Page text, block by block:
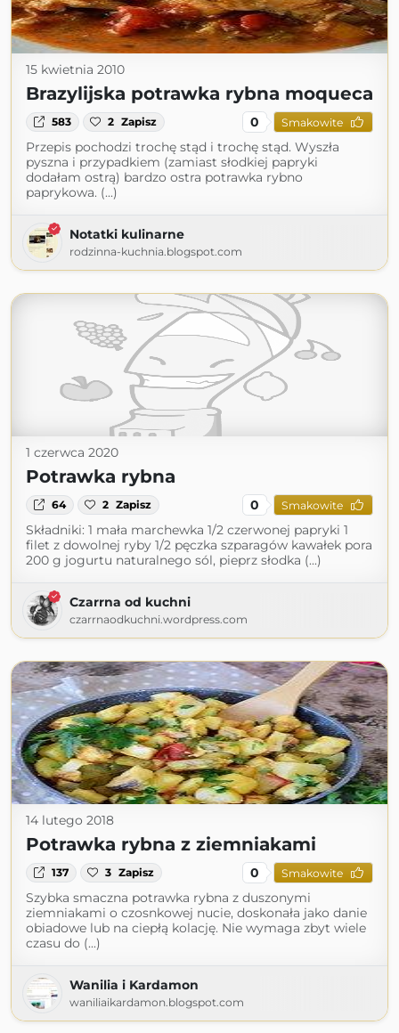
15 kwietnia 2010
Brazylijska potrawka rybna moqueca
583 2 Zapisz 0 Smakowite
Przepis pochodzi trochę stąd i trochę stąd. Wyszła
pyszna i przypadkiem (zamiast słodkiej papryki
dodałam ostrą) bardzo ostra potrawka rybno
paprykowa. (...)
Notatki kulinarne
rodzinna-kuchnia.blogspot.com
1 czerwca 2020
Potrawka rybna
64 2 Zapisz 0 Smakowite
Składniki: 1 mała marchewka 1/2 czerwonej papryki 1
filet z dowolnej ryby 1/2 pęczka szparagów kawałek pora
200 g jogurtu naturalnego sól, pieprz słodka (...)
Czarrna od kuchni
czarrnaodkuchni.wordpress.com
14 lutego 2018
Potrawka rybna z ziemniakami
137 3 Zapisz 0 Smakowite
Szybka smaczna potrawka rybna z duszonymi
ziemniakami o czosnkowej nucie, doskonała jako danie
obiadowe lub na ciepłą kolację. Nie wymaga zbyt wiele
czasu do (...)
Wanilia i Kardamon
waniliaikardamon.blogspot.com